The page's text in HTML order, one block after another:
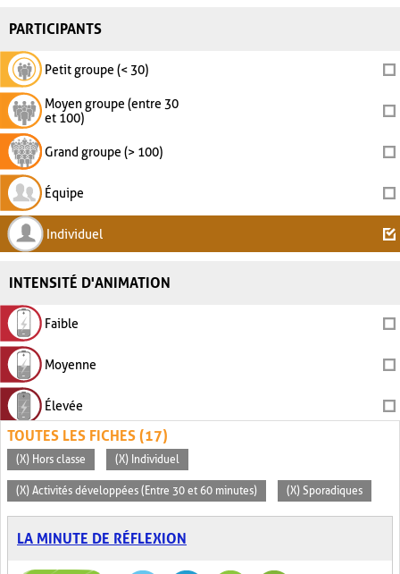
PARTICIPANTS
Petit groupe (< 30)
Moyen groupe (entre 30
et 100)
Grand groupe (> 100)
Équipe
Individuel
INTENSITÉ D'ANIMATION
Faible
Moyenne
Élevée
TOUTES LES FICHES (17)
(X) Hors classe (X) Individuel
(X) Activités développées (Entre 30 et 60 minutes) (X) Sporadiques
LA MINUTE DE RÉFLEXION